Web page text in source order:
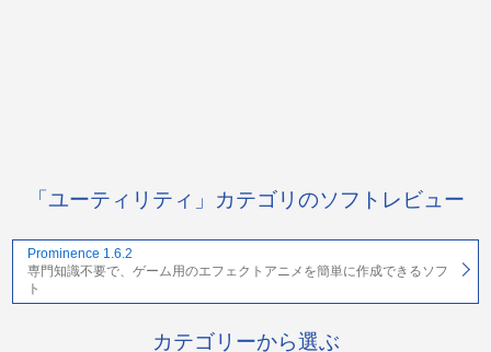
「ユーティリティ」カテゴリのソフトレビュー
Prominence 1.6.2
専門知識不要で、ゲーム用のエフェクトアニメを簡単に作成できるソフ
ト
カテゴリーから選ぶ